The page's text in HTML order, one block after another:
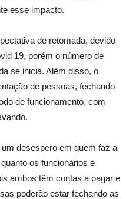
esse impacto.
de retomada, devido
19, porém o número de
se inicia. Além disso, o
de pessoas, fechando
de funcionamento, com
desespero em quem faz a
os funcionários e
ambos têm contas a pagar e
poderão estar fechando as